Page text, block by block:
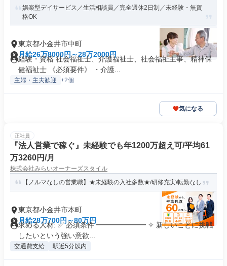
娯楽型デイサービス／生活相談員／完全週休2日制／未経験・無資
格OK
東京都小金井市中町
月給26万8000円～28万2000円
経験・資格 社会福祉士、介護福祉士、社会福祉主事、精神保
健福祉士 《必須要件》 ・介護...
主婦・主夫歓迎 +2個
気になる
正社員
『法人営業で稼ぐ』未経験でも年1200万超え可/平均61
万3260円/月
株式会社みらいオーナーズスタイル
【ノルマなしの営業職】★未経験の入社多数★/研修充実/転勤なし
東京都小金井市本町
月給28万700円～80万円
求める人材: ✅ 必須条件 ━━━━━━━ ✧ 新しいことに挑戦
したいという強い意欲...
交通費支給 駅近5分以内